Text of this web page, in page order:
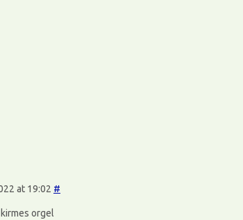
at 19:02 #
orgel